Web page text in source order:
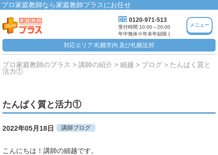
プロ家庭教師なら家庭教師プラスにお任せ
0120-971-513
受付時間 10:00～20:00
年中無休※年末年始除く
メニュー
対応エリア:札幌市内 及び札幌近郊
プロ家庭教師のプラス 講師の紹介 細越 ブログ
たんぱく質と
活力①
たんぱく質と活力①
2022年05月18日 講師ブログ
こんにちは！講師の細越です。